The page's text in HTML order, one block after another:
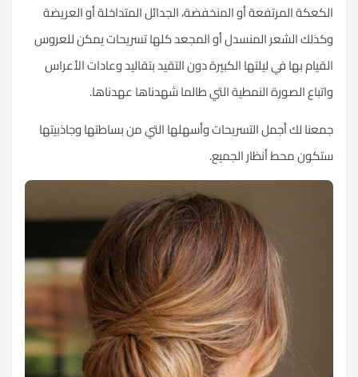
الكعكة المرتفعة أو المنخفضة، الجدائل المتداخلة أو العريضة
وكذلك الشعر المنسدل أو المجعد كلها تسريحات يمكن للعروس
القيام بها في ليلتها الكبيرة دون التقيد بتقاليد وعادات الأعراس
واتباع الصورة النمطية التي طالما شهدناها عهدناها.
جمعنا لك أجمل التسريحات وأسهلها التي من بساطتها وجاذبيتها
ستكون محط أنظار الجميع.